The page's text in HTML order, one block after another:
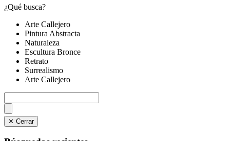
¿Qué busca?
Arte Callejero
Pintura Abstracta
Naturaleza
Escultura Bronce
Retrato
Surrealismo
Arte Callejero
✕ Cerrar